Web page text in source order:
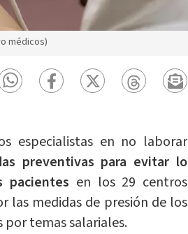
médicos)
especialistas en no laborar
preventivas para evitar lo
pacientes en los 29 centros
las medidas de presión de los
por temas salariales.